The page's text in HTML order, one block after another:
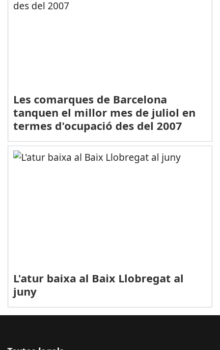
Les comarques de Barcelona
tanquen el millor mes de juliol en
termes d'ocupació des del 2007
L'atur baixa al Baix Llobregat al
juny